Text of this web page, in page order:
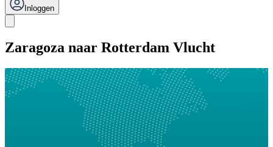
Inloggen
Zaragoza naar Rotterdam Vlucht